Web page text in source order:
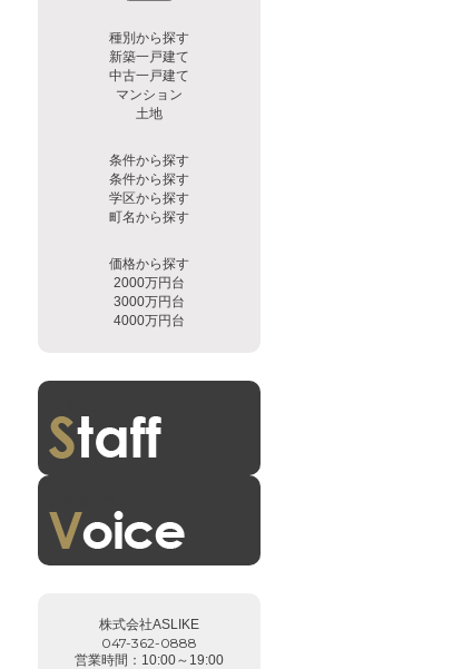
種別から探す
新築一戸建て
中古一戸建て
マンション
土地
条件から探す
条件から探す
学区から探す
町名から探す
価格から探す
2000万円台
3000万円台
4000万円台
株式会社ASLIKE
047-362-0888
営業時間：10:00～19:00